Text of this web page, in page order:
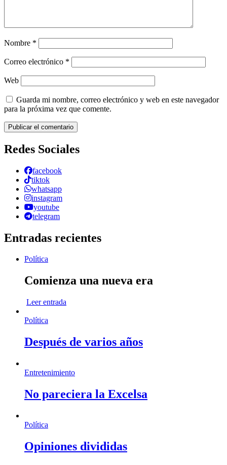
Nombre *
Correo electrónico *
Web
Guarda mi nombre, correo electrónico y web en este navegador
para la próxima vez que comente.
Redes Sociales
facebook
tiktok
whatsapp
instagram
youtube
telegram
Entradas recientes
Política
Comienza una nueva era
Leer entrada
Política
Después de varios años
Entretenimiento
No pareciera la Excelsa
Política
Opiniones divididas